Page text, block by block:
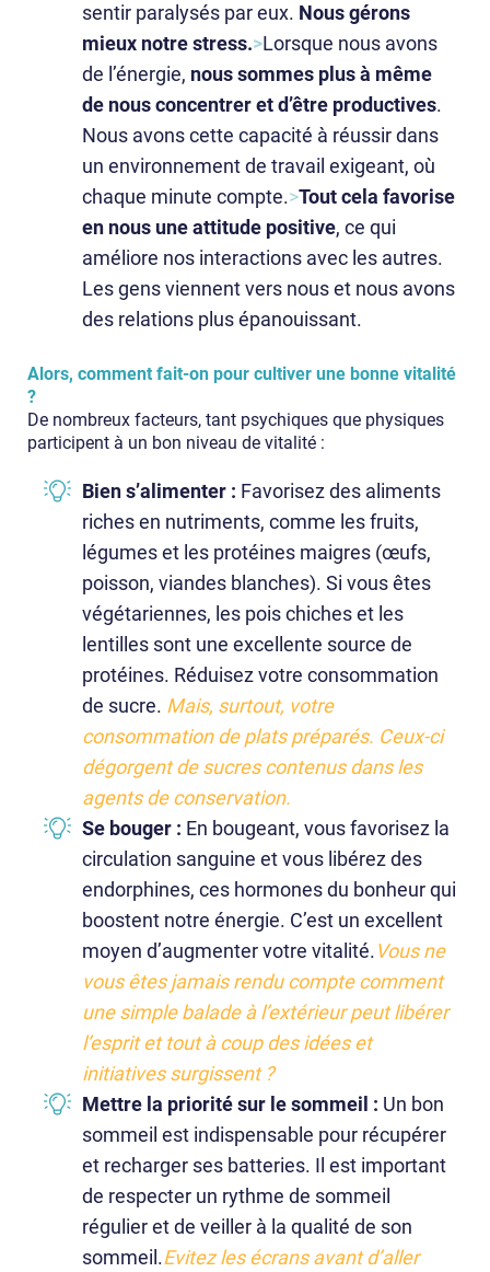
sentir paralysés par eux. Nous gérons
mieux notre stress.>Lorsque nous avons
de l’énergie, nous sommes plus à même
de nous concentrer et d’être productives.
Nous avons cette capacité à réussir dans
un environnement de travail exigeant, où
chaque minute compte.>Tout cela favorise
en nous une attitude positive, ce qui
améliore nos interactions avec les autres.
Les gens viennent vers nous et nous avons
des relations plus épanouissant.
Alors, comment fait-on pour cultiver une bonne vitalité
?
De nombreux facteurs, tant psychiques que physiques
participent à un bon niveau de vitalité :
Bien s’alimenter : Favorisez des aliments
riches en nutriments, comme les fruits,
légumes et les protéines maigres (œufs,
poisson, viandes blanches). Si vous êtes
végétariennes, les pois chiches et les
lentilles sont une excellente source de
protéines. Réduisez votre consommation
de sucre. Mais, surtout, votre
consommation de plats préparés. Ceux-ci
dégorgent de sucres contenus dans les
agents de conservation.
Se bouger : En bougeant, vous favorisez la
circulation sanguine et vous libérez des
endorphines, ces hormones du bonheur qui
boostent notre énergie. C’est un excellent
moyen d’augmenter votre vitalité.Vous ne
vous êtes jamais rendu compte comment
une simple balade à l’extérieur peut libérer
l’esprit et tout à coup des idées et
initiatives surgissent ?
Mettre la priorité sur le sommeil : Un bon
sommeil est indispensable pour récupérer
et recharger ses batteries. Il est important
de respecter un rythme de sommeil
régulier et de veiller à la qualité de son
sommeil.Evitez les écrans avant d’aller